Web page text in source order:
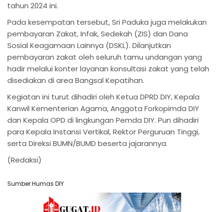
tahun 2024 ini.
Pada kesempatan tersebut, Sri Paduka juga melakukan
pembayaran Zakat, Infak, Sedekah (ZIS) dan Dana
Sosial Keagamaan Lainnya (DSKL). Dilanjutkan
pembayaran zakat oleh seluruh tamu undangan yang
hadir melalui konter layanan konsultasi zakat yang telah
disediakan di area Bangsal Kepatihan.
Kegiatan ini turut dihadiri oleh Ketua DPRD DIY, Kepala
Kanwil Kementerian Agama, Anggota Forkopimda DIY
dan Kepala OPD di lingkungan Pemda DIY. Pun dihadiri
para Kepala Instansi Vertikal, Rektor Perguruan Tinggi,
serta Direksi BUMN/BUMD beserta jajarannya.
(Redaksi)
Sumber:Humas DIY